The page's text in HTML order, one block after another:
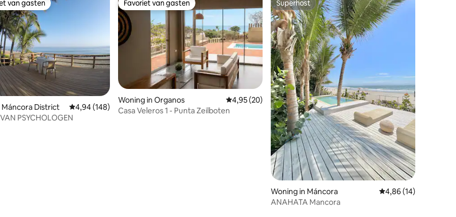
van gasten
van gasten
Máncora District Gemiddelde beoordeling van 4,94 uit 5, 148 recensies
4,94 (148)
PSYCHOLOGEN
Favoriet van gasten
Favoriet van gasten
Woning in Organos Gemiddelde beoordeling van 4,95 uit 5, 20 recensies
4,95 (20)
Casa Veleros 1 - Punta Zeilboten
Superhost
Superhost
Woning in Máncora Gemiddelde
4,86 (14)
ANAHATA Mancora